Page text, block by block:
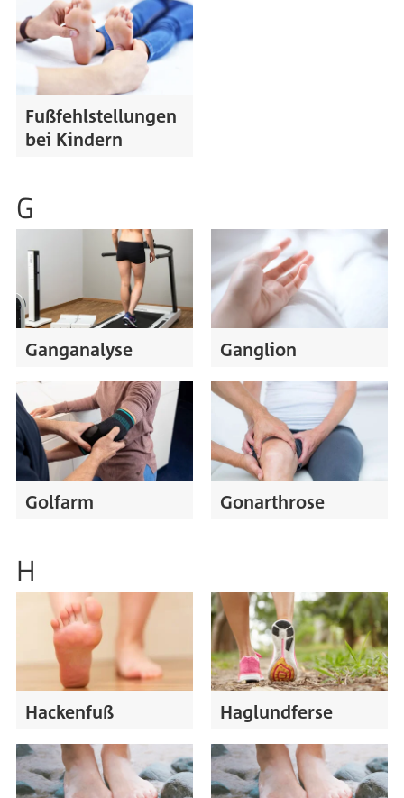
Fußfehlstellungen
bei Kindern
G
Ganganalyse Ganglion
Golfarm Gonarthrose
H
Hackenfuß Haglundferse